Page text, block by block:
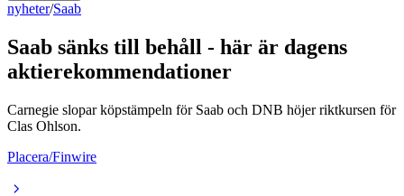
nyheter/Saab
Saab sänks till behåll - här är dagens
aktierekommendationer
Carnegie slopar köpstämpeln för Saab och DNB höjer riktkursen för
Clas Ohlson.
Placera/Finwire